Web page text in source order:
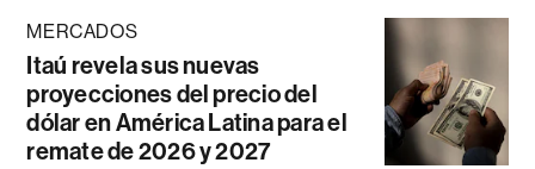
MERCADOS
Itaú revela sus nuevas
proyecciones del precio del
dólar en América Latina para el
remate de 2026 y 2027